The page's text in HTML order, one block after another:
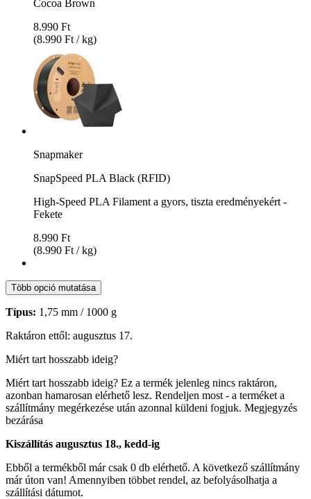
Cocoa Brown
8.990 Ft
(8.990 Ft / kg)
Snapmaker
SnapSpeed PLA Black (RFID)
High-Speed PLA Filament a gyors, tiszta eredményekért -
Fekete
8.990 Ft
(8.990 Ft / kg)
Több opció mutatása
Típus: 1,75 mm / 1000 g
Raktáron ettől: augusztus 17.
Miért tart hosszabb ideig?
Miért tart hosszabb ideig? Ez a termék jelenleg nincs raktáron,
azonban hamarosan elérhető lesz. Rendeljen most - a terméket a
szállítmány megérkezése után azonnal küldeni fogjuk. Megjegyzés
bezárása
Kiszállítás augusztus 18., kedd-ig
Ebből a termékből már csak 0 db elérhető. A következő szállítmány
már úton van! Amennyiben többet rendel, az befolyásolhatja a
szállítási dátumot.